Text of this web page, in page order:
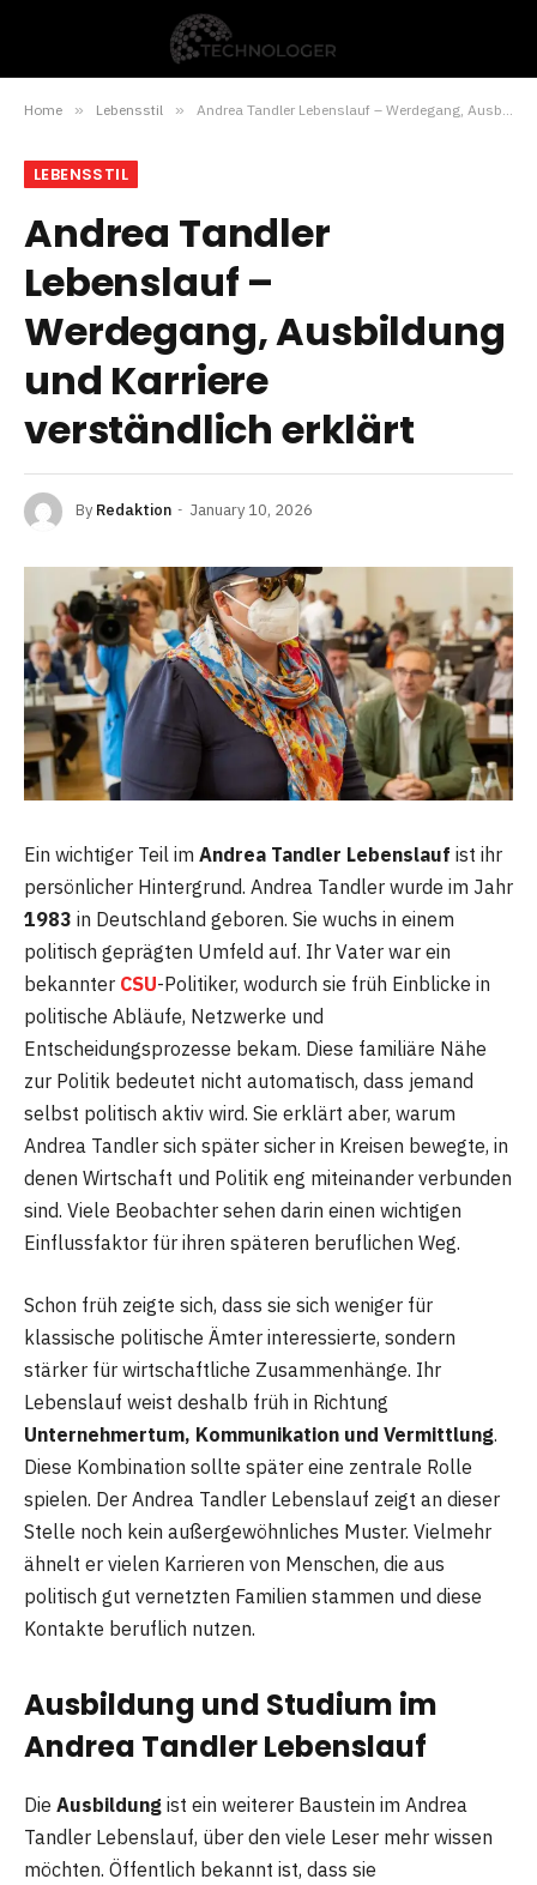
Home » Lebensstil » Andrea Tandler Lebenslauf – Werdegang, Ausbildung und Karriere verständlich erklärt
LEBENSSTIL
Andrea Tandler
Lebenslauf –
Werdegang, Ausbildung
und Karriere
verständlich erklärt
By Redaktion January 10, 2026
Ein wichtiger Teil im Andrea Tandler Lebenslauf ist ihr
persönlicher Hintergrund. Andrea Tandler wurde im Jahr
1983 in Deutschland geboren. Sie wuchs in einem
politisch geprägten Umfeld auf. Ihr Vater war ein
bekannter CSU-Politiker, wodurch sie früh Einblicke in
politische Abläufe, Netzwerke und
Entscheidungsprozesse bekam. Diese familiäre Nähe
zur Politik bedeutet nicht automatisch, dass jemand
selbst politisch aktiv wird. Sie erklärt aber, warum
Andrea Tandler sich später sicher in Kreisen bewegte, in
denen Wirtschaft und Politik eng miteinander verbunden
sind. Viele Beobachter sehen darin einen wichtigen
Einflussfaktor für ihren späteren beruflichen Weg.
Schon früh zeigte sich, dass sie sich weniger für
klassische politische Ämter interessierte, sondern
stärker für wirtschaftliche Zusammenhänge. Ihr
Lebenslauf weist deshalb früh in Richtung
Unternehmertum, Kommunikation und Vermittlung.
Diese Kombination sollte später eine zentrale Rolle
spielen. Der Andrea Tandler Lebenslauf zeigt an dieser
Stelle noch kein außergewöhnliches Muster. Vielmehr
ähnelt er vielen Karrieren von Menschen, die aus
politisch gut vernetzten Familien stammen und diese
Kontakte beruflich nutzen.
Ausbildung und Studium im
Andrea Tandler Lebenslauf
Die Ausbildung ist ein weiterer Baustein im Andrea
Tandler Lebenslauf, über den viele Leser mehr wissen
möchten. Öffentlich bekannt ist, dass sie